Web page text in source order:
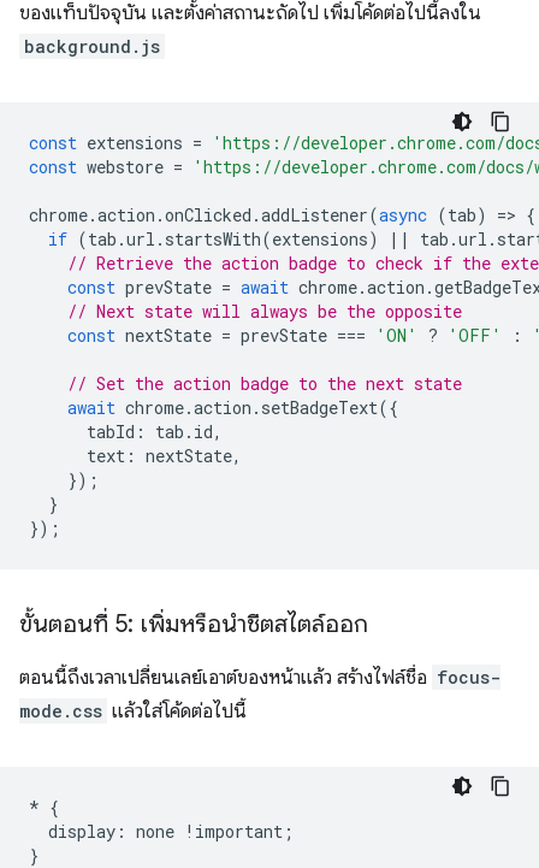
ของแท็บปัจจุบัน และตั้งค่าสถานะถัดไป เพิ่มโค้ดต่อไปนี้ลงใน
background.js
const extensions =
'https://developer.chrome.com/
const webstore = 'https://developer.chrome.com/docs/
chrome.action .onClicked .addListener(async (tab) => {
if (tab .url . startsWith(extensions) || tab .url .
// Retrieve the action badge to check if the
const prevState = await chrome.action .
// Next state will always be the opposite
const nextState = prevState === 'ON' ? 'OFF' :
// Set the action badge to the next state
await chrome.action . setBadgeText({
tabId : tab . id,
text : nextState,
});
}
});
ขั้นตอนที่ 5: เพิ่มหรือนำชีตสไตล์ออก
ตอนนี้ถึงเวลาเปลี่ยนเลย์เอาต์ของหน้าแล้ว สร้างไฟล์ชื่อ focus-
mode.css แล้วใส่โค้ดต่อไปนี้
* {
display : none ! important ;
}